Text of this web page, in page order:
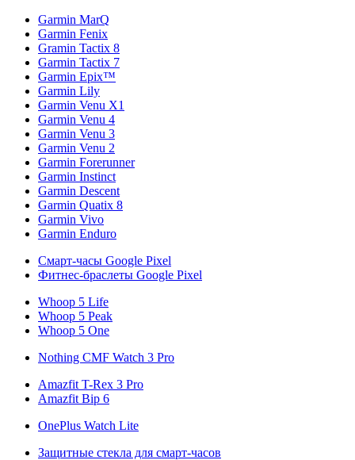
Garmin MarQ
Garmin Fenix
Gramin Tactix 8
Garmin Tactix 7
Garmin Epix™
Garmin Lily
Garmin Venu X1
Garmin Venu 4
Garmin Venu 3
Garmin Venu 2
Garmin Forerunner
Garmin Instinct
Garmin Descent
Garmin Quatix 8
Garmin Vivo
Garmin Enduro
Смарт-часы Google Pixel
Фитнес-браслеты Google Pixel
Whoop 5 Life
Whoop 5 Peak
Whoop 5 One
Nothing CMF Watch 3 Pro
Amazfit T-Rex 3 Pro
Amazfit Bip 6
OnePlus Watch Lite
Защитные стекла для смарт-часов